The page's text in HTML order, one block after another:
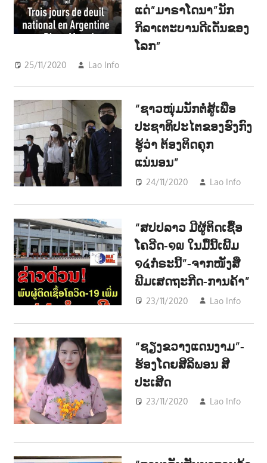
ແດ່”ມາຣາໂດນາ”ນັກ
ກິລາເຕະບານດີເດັ່ນຂອງ
ໂລກ”
25/11/2020 Lao Info
“ຊາວໜຸ່ມນັກຕໍ່ສູ້ເພື່ອ
ປະຊາທິປະໄຕຂອງຮົງກົງ
ຮູ້ວ່າ ຕ້ອງຕິດຄຸກ
ແນ່ນອນ”
24/11/2020
Lao Info
“ສປປລາວ ມີຜູ້ຕິດເຊື້ອ
ໂຄວີດ-໑໙ ໃນມື້ນີ້ເພີ້ມ
໑໔ກໍຣະນີ້”-ຈາກໜັງສື
ພີມເສດຖະກີດ-ການຄ້າ”
23/11/2020
Lao Info
“ຊຽງຂວາງແດນງາມ”-
ຮ້ອງໂດຍສີລິພອນ ສີ
ປະເສີດ
23/11/2020
Lao Info